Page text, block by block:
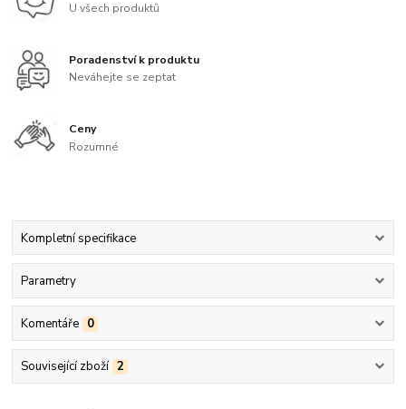
U všech produktů
Poradenství k produktu
Neváhejte se zeptat
Ceny
Rozumné
Kompletní specifikace
Parametry
Komentáře 0
Související zboží 2